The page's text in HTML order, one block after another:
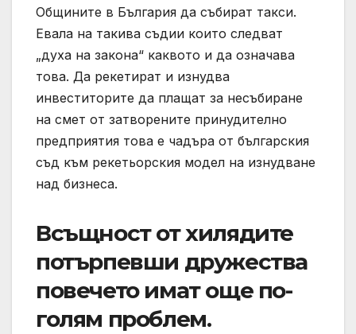
Общините в България да събират такси.
Евала на такива съдии които следват
„духа на закона“ каквото и да означава
това. Да рекетират и изнудва
инвеститорите да плащат за несъбиране
на смет от затворените принудително
предприятия това е чадъра от българския
съд към рекетьорския модел на изнудване
над бизнеса.
Всъщност от хилядите
потърпевши дружества
повечето имат още по-
голям проблем.